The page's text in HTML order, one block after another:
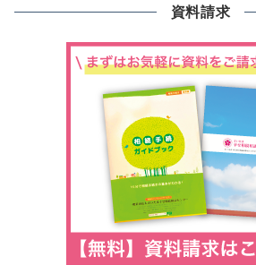
資料請求